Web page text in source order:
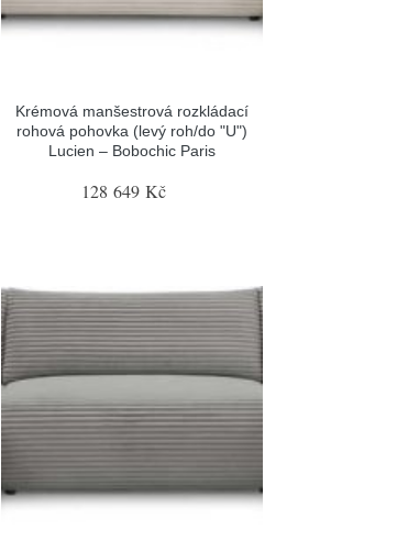
Krémová manšestrová rozkládací
rohová pohovka (levý roh/do "U")
Lucien – Bobochic Paris
128 649 Kč